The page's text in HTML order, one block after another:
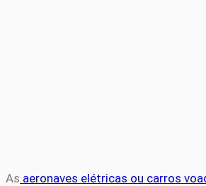
As aeronaves elétricas ou carros